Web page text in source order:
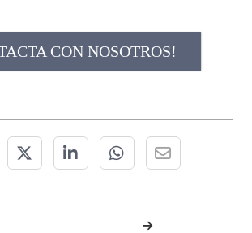
CON NOSOTROS!